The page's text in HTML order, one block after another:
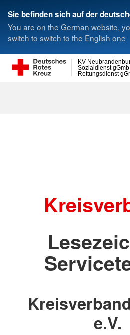
Sie befinden sich auf der
You are on the German website,
switch to switch to the English one
Rettungsdienst
Sozialdienst
KV
e.V.